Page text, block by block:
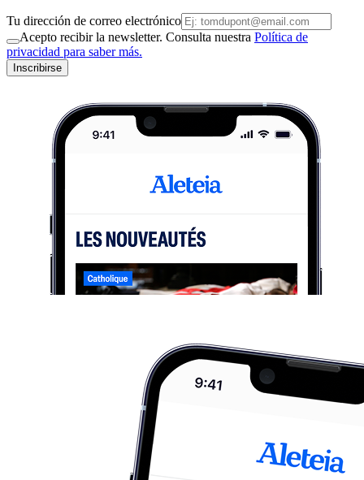
Tu dirección de correo electrónico
Acepto recibir la newsletter. Consulta nuestra Política de
privacidad para saber más.
Inscribirse